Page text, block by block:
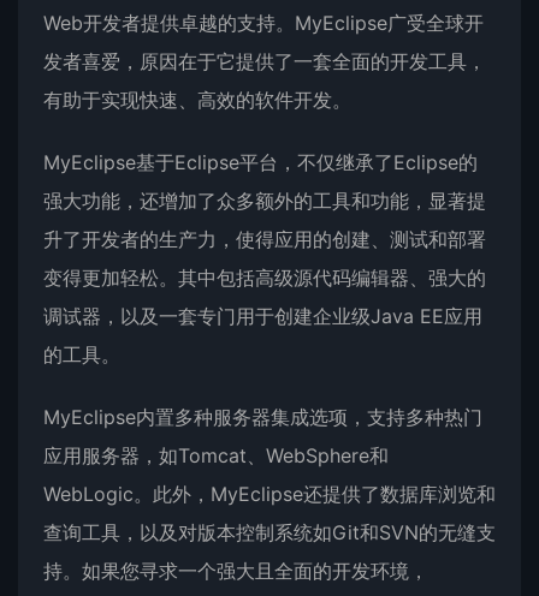
Web开发者提供卓越的支持。MyEclipse广受全球开
发者喜爱，原因在于它提供了一套全面的开发工具，
有助于实现快速、高效的软件开发。
MyEclipse基于Eclipse平台，不仅继承了Eclipse的
强大功能，还增加了众多额外的工具和功能，显著提
升了开发者的生产力，使得应用的创建、测试和部署
变得更加轻松。其中包括高级源代码编辑器、强大的
调试器，以及一套专门用于创建企业级Java EE应用
的工具。
MyEclipse内置多种服务器集成选项，支持多种热门
应用服务器，如Tomcat、WebSphere和
WebLogic。此外，MyEclipse还提供了数据库浏览和
查询工具，以及对版本控制系统如Git和SVN的无缝支
持。如果您寻求一个强大且全面的开发环境，